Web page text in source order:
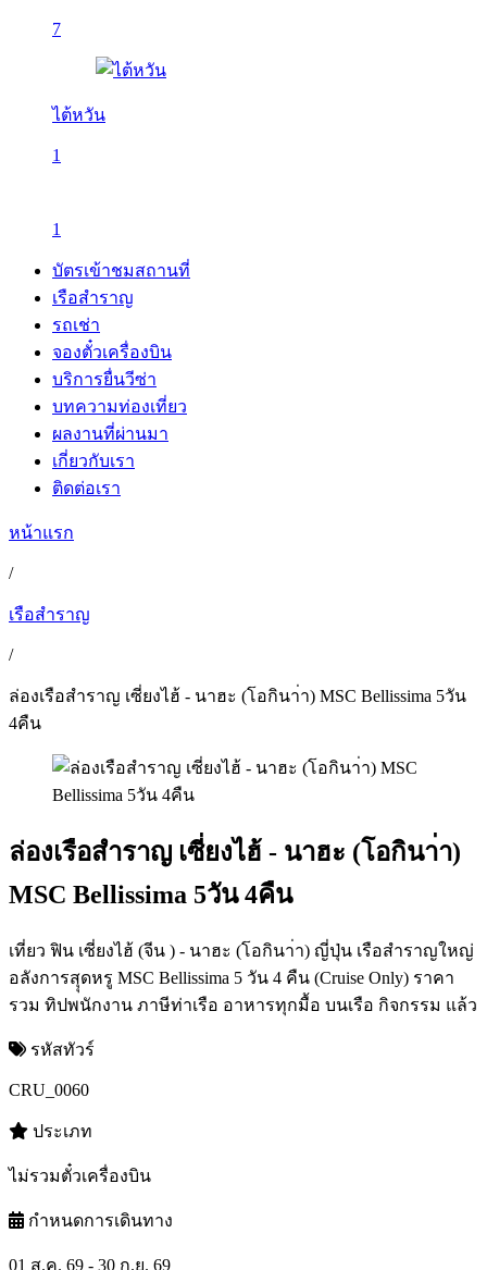
7
ไต้หวัน
1
1
บัตรเข้าชมสถานที่
เรือสำราญ
รถเช่า
จองตั๋วเครื่องบิน
บริการยื่นวีซ่า
บทความท่องเที่ยว
ผลงานที่ผ่านมา
เกี่ยวกับเรา
ติดต่อเรา
หน้าแรก
/
เรือสำราญ
/
ล่องเรือสำราญ เซี่ยงไฮ้ - นาฮะ (โอกินา่า) MSC Bellissima 5วัน
4คืน
ล่องเรือสำราญ เซี่ยงไฮ้ - นาฮะ (โอกินา่า)
MSC Bellissima 5วัน 4คืน
เที่ยว ฟิน เซี่ยงไฮ้ (จีน ) - นาฮะ (โอกินา่า) ญี่ปุ่น เรือสำราญใหญ่
อลังการสุุดหรู MSC Bellissima 5 วัน 4 คืน (Cruise Only) ราคา
รวม ทิปพนักงาน ภาษีท่าเรือ อาหารทุกมื้อ บนเรือ กิจกรรม แล้ว
รหัสทัวร์
CRU_0060
ประเภท
ไม่รวมตั๋วเครื่องบิน
กำหนดการเดินทาง
01 ส.ค. 69 - 30 ก.ย. 69